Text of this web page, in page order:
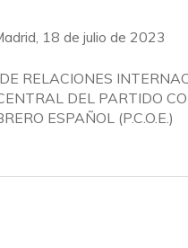
18 de julio de 2023
RELACIONES
DEL PARTIDO
ESPAÑOL (P.C.O.E.)